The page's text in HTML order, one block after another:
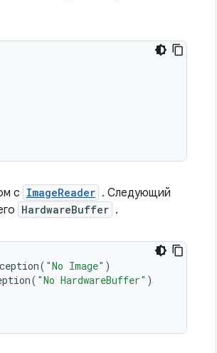
с ImageReader . Следующий
HardwareBuffer .
( "No Image" )
( "No HardwareBuffer" )